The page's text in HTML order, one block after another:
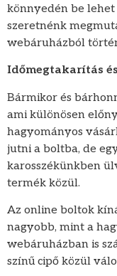
könnyedén be lehet
szeretnénk
webáruházból
Időmegtakarítás
Bármikor és
ami különösen
hagyományos
jutni a boltba, de
karosszékünkben
termék közül.
Az online boltok
nagyobb, mint a
webáruházban is
színű cipő közül